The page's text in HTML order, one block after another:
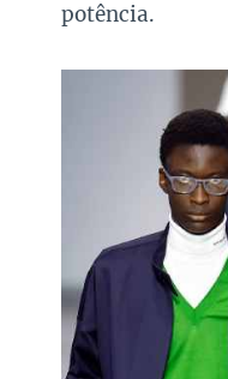
potência.